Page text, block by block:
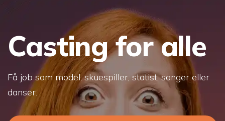
Casting for alle
Få job som model, skuespiller, statist, sanger eller
danser.